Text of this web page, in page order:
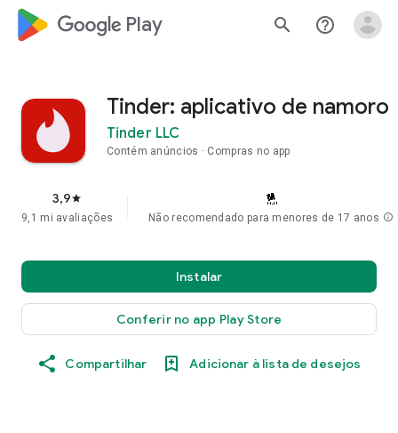
google_logo Play search help_outline
Tinder: aplicativo de namoro
Tinder LLC
Contém anúncios Compras no app
3,9star
9,1 mi avaliações Não recomendado para menores de 17 anos info
Instalar
Conferir no app Play Store
Compartilhar Adicionar à lista de desejos